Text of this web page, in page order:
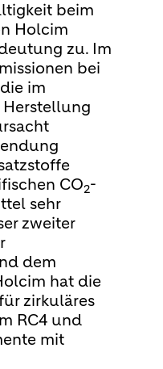
beim
Holcim
zu. Im
bei
im
CO2-
sehr
zweiter
dem
hat die
zirkuläres
RC4 und
mit